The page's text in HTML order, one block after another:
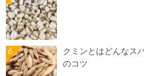
クミンとはどんなス
のコツ